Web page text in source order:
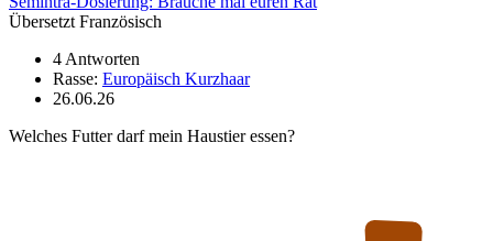
Übersetzt Französisch
4 Antworten
Rasse: Europäisch Kurzhaar
26.06.26
Welches Futter darf mein Haustier essen?